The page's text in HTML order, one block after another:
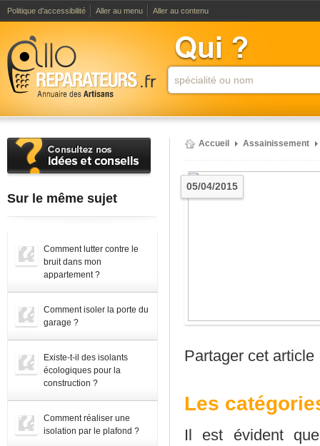
Politique d'accessibilité Aller au menu Aller au contenu
Sur le même sujet
Comment lutter contre le
bruit dans mon
appartement ?
Comment isoler la porte du
garage ?
Existe-t-il des isolants
écologiques pour la
construction ?
Comment réaliser une
isolation par le plafond ?
Accueil Assainissement
05/04/2015
Partager cet article
Les
Il est évident